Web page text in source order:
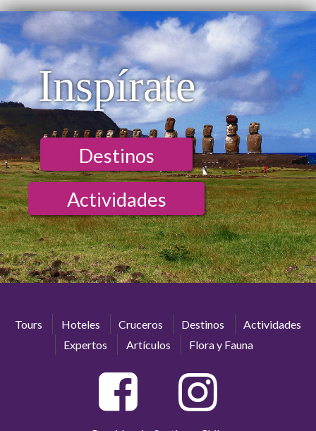
Inspírate
Destinos
Actividades
Tours Hoteles Cruceros Destinos
Actividades
Expertos
Artículos Flora y Fauna